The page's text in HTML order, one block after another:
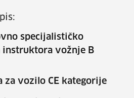
specijalističko
instruktora vožnje B
za vozilo CE kategorije